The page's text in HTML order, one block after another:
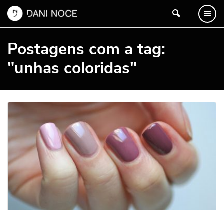
Postagens com a tag:
"unhas coloridas"